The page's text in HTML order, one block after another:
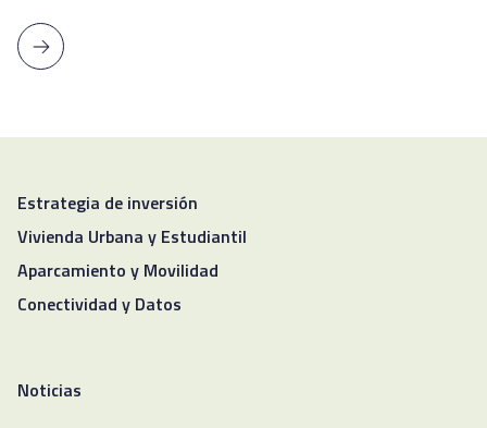
Estrategia de inversión
Vivienda Urbana y Estudiantil
Aparcamiento y Movilidad
Conectividad y Datos
Noticias